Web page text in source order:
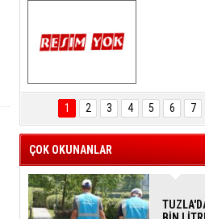
KARTAL ENGELSİZ
YAŞAM FESTİVALİ
KONSERİ
İZLEYİCİLERİ MEST
1 2 3 4 5 6 7
ÇOK OKUNANLAR